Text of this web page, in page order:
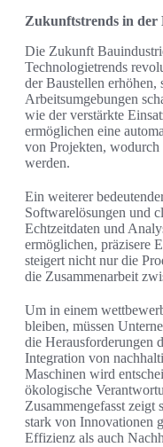
Zukunftstrends in der
Die Zukunft
Technologietrends
der Baustellen erhöhen,
Arbeitsumgebungen
wie der verstärkte
ermöglichen eine
von Projekten, wodurch
werden.
Ein weiterer
Softwarelösungen und
Echtzeitdaten und
ermöglichen, präzisere
steigert nicht nur die
die Zusammenarbeit
Um in einem
bleiben, müssen
die Herausforderungen
Integration von
Maschinen wird
ökologische
Zusammengefasst
stark von Innovationen
Effizienz als auch